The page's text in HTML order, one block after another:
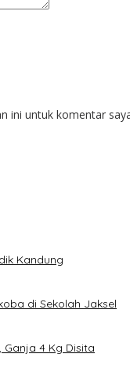
ini untuk komentar
Kandung
di Sekolah Jaksel
4 Kg Disita